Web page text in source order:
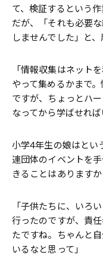
て、検証するという
だが、「それも必要
しませんでした」と、
「情報収集はネット
やって集めるかまで
ですが、ちょっとハ
なってから学ばせれば
小学4年生の娘はとい
連団体のイベントを
きることはあります
「子供たちに、いろ
行ったのですが、責
たですね。ちゃんと
いるなと思って」